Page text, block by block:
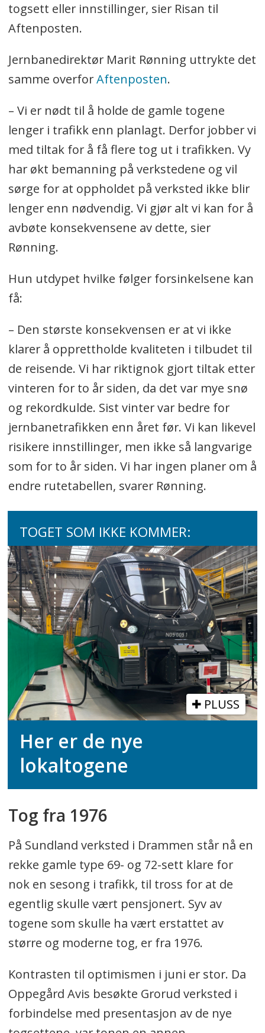
togsett eller innstillinger, sier Risan til
Aftenposten.
Jernbanedirektør Marit Rønning uttrykte det
samme overforAftenposten.
– Vi er nødt til å holde de gamle togene
lenger i trafikk enn planlagt. Derfor jobber vi
med tiltak for å få flere tog ut i trafikken. Vy
har økt bemanning på verkstedene og vil
sørge for at oppholdet på verksted ikke blir
lenger enn nødvendig. Vi gjør alt vi kan for å
avbøte konsekvensene av dette, sier
Rønning.
Hun utdypet hvilke følger forsinkelsene kan
få:
– Den største konsekvensen er at vi ikke
klarer å opprettholde kvaliteten i tilbudet til
de reisende. Vi har riktignok gjort tiltak etter
vinteren for to år siden, da det var mye snø
og rekordkulde. Sist vinter var bedre for
jernbanetrafikken enn året før. Vi kan likevel
risikere innstillinger, men ikke så langvarige
som for to år siden. Vi har ingen planer om å
endre rutetabellen, svarer Rønning.
TOGET SOM IKKE KOMMER:
PLUSS
Her er de nye
lokaltogene
Tog fra 1976
På Sundland verksted i Drammen står nå en
rekke gamle type 69- og 72-sett klare for
nok en sesong i trafikk, til tross for at de
egentlig skulle vært pensjonert. Syv av
togene som skulle ha vært erstattet av
større og moderne tog, er fra 1976.
Kontrasten til optimismen i juni er stor. Da
Oppegård Avis besøkte Grorud verksted i
forbindelse med presentasjon av de nye